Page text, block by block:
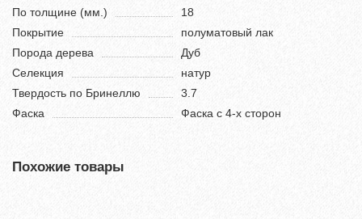
По толщине (мм.)
18
Покрытие
полуматовый лак
Порода дерева
Дуб
Селекция
натур
Твердость по Бринеллю
3.7
Фаска
Фаска с 4-х сторон
Похожие товары